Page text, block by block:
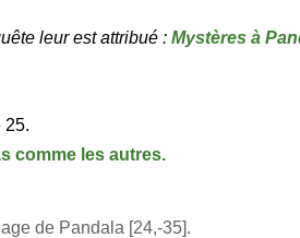
leur est attribué : Mystères à
25.
comme les autres.
de Pandala [24,-35].